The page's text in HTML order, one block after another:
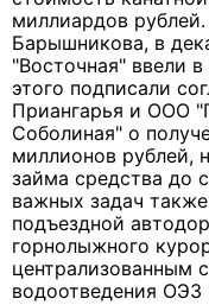
миллиардов
Барышникова, в
"Восточная" ввели
этого подписали
Приангарья и ООО
Соболиная" о
миллионов рублей,
займа средства до
важных задач
подъездной
горнолыжного
централизованным
водоотведения ОЭЗ